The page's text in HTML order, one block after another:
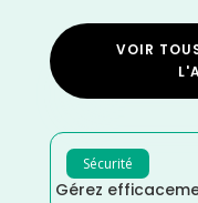
VOIR
Sécurité
Gérez